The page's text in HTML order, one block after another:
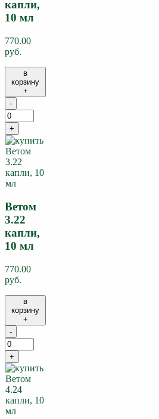
капли,
10 мл
770.00
руб.
в
корзину
+
-
+
Ветом
3.22
капли,
10 мл
770.00
руб.
в
корзину
+
-
+